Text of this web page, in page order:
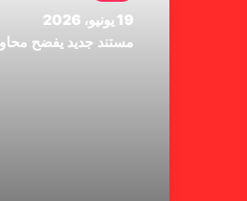
19 يونيو، 2026
مستند جديد يفضح